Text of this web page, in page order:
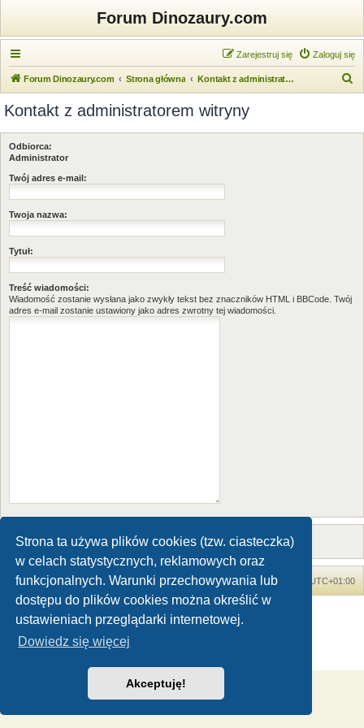
Strona ta używa plików cookies (tzw. ciasteczka)
w celach statystycznych, reklamowych oraz
funkcjonalnych. Warunki przechowywania lub
dostępu do plików cookies można określić w
ustawieniach przeglądarki internetowej.
Dowiedz się więcej
Akceptuję!
Forum Dinozaury.com
Zaloguj się
Zarejestruj się
Forum Dinozaury.com Strona główna Kontakt z administratorem witryny
k
Kontakt z administratorem witryny
Odbiorca:
Administrator
Twój adres e-mail:
Twoja nazwa:
Tytuł:
Treść wiadomości:
Wiadomość zostanie wysłana jako zwykły tekst bez znaczników HTML i BBCode. Twój
adres e-mail zostanie ustawiony jako adres zwrotny tej wiadomości.
Forum Dinozaury.com Strona główna Strefa czasowa UTC+01:00
Technologię dostarczaphpBB® Forum Software © phpBB Limited
Polski pakiet językowy dostarcza